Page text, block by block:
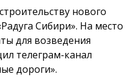
нового
Сибири». На место
для возведения
телеграм-канал
дороги».